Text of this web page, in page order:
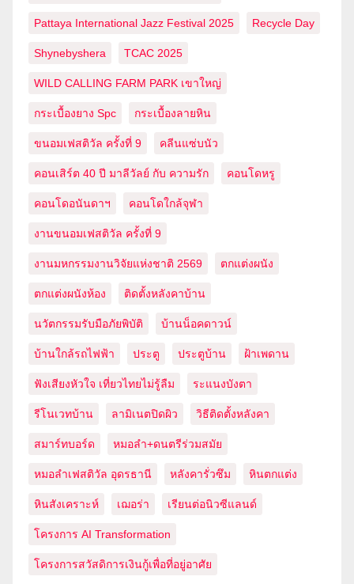
Pattaya International Jazz Festival 2025 Recycle Day
Shynebyshera TCAC 2025
WILD CALLING FARM PARK เขาใหญ่
กระเบื้องยาง Spc กระเบื้องลายหิน
ขนอมเฟสติวัล ครั้งที่ 9 คลีนแซ่บนัว
คอนเสิร์ต 40 ปี มาลีวัลย์ กับ ความรัก คอนโดหรู
คอนโดอนันดาฯ คอนโดใกล้จุฬา
งานขนอมเฟสติวัล ครั้งที่ 9
งานมหกรรมงานวิจัยแห่งชาติ 2569 ตกแต่งผนัง
ตกแต่งผนังห้อง ติดตั้งหลังคาบ้าน
นวัตกรรมรับมือภัยพิบัติ บ้านน็อคดาวน์
บ้านใกล้รถไฟฟ้า ประตู ประตูบ้าน ฝ้าเพดาน
ฟังเสียงหัวใจ เที่ยวไทยไม่รู้ลืม ระแนงบังตา
รีโนเวทบ้าน ลามิเนตปิดผิว วิธีติดตั้งหลังคา
สมาร์ทบอร์ด หมอลำ+ดนตรีร่วมสมัย
หมอลำเฟสติวัล อุดรธานี หลังคารั่วซึม หินตกแต่ง
หินสังเคราะห์ เฌอร่า เรียนต่อนิวซีแลนด์
โครงการ AI Transformation
โครงการสวัสดิการเงินกู้เพื่อที่อยู่อาศัย